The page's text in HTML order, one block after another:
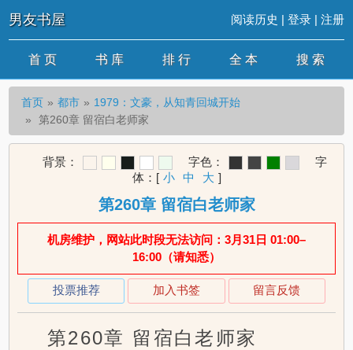
男友书屋 阅读历史 | 登录| 注册
首 页 书 库 排 行 全 本 搜 索
首页 都市
1979：文豪，从知青回城开始
第260章 留宿白老师家
背景： 字色：
字
体： [ 小 中 大 ]
第260章 留宿白老师家
机房维护，网站此时段无法访问：3月31日 01:00–
16:00（请知悉）
投票推荐 加入书签 留言反馈
第260章 留宿白老师家